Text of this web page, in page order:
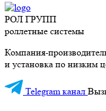
РОЛ ГРУПП
роллетные системы
Компания-
и установка по низким
Telegram канал